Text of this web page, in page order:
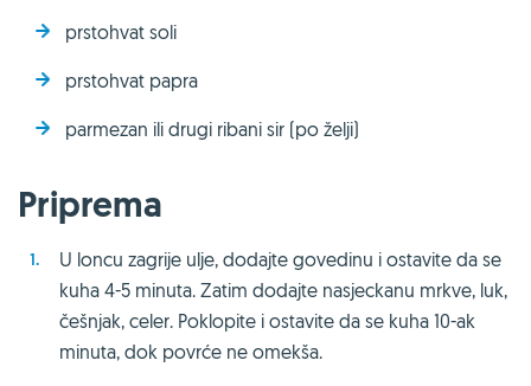
prstohvat soli
prstohvat papra
parmezan ili drugi ribani sir (po želji)
Priprema
U loncu zagrije ulje, dodajte govedinu i ostavite da se
kuha 4-5 minuta. Zatim dodajte nasjeckanu mrkve, luk,
češnjak, celer. Poklopite i ostavite da se kuha 10-ak
minuta, dok povrće ne omekša.